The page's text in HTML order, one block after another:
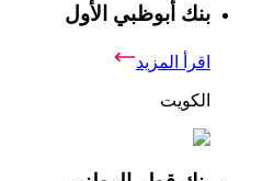
بنك أبوظبي الأول
اقرأ المزيد
الكويت